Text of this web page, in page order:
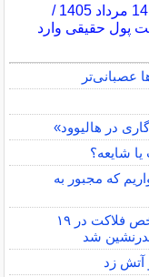
پایان بورس امروز چهارشنبه 14 مرداد 1405 /
سقف زد؛ 6.2 همت پول حقیقی وارد
عصبانی‌تر
در هالیوود»
که مجبور به
شاخص فلاکت کشور به ۹۶ درصد رسید / شاخص فلاکت در ۱۹
آتش زد